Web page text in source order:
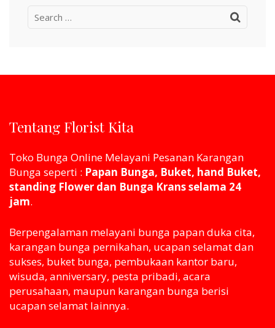
Search
Tentang Florist Kita
Toko Bunga Online Melayani Pesanan Karangan
Bunga seperti : Papan Bunga, Buket, hand Buket,
standing Flower dan Bunga Krans selama 24
jam.
Berpengalaman melayani bunga papan duka cita,
karangan bunga pernikahan, ucapan selamat dan
sukses, buket bunga, pembukaan kantor baru,
wisuda, anniversary, pesta pribadi, acara
perusahaan, maupun karangan bunga berisi
ucapan selamat lainnya.